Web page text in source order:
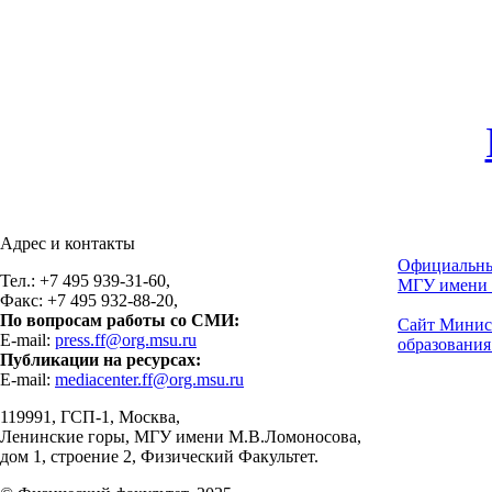
Адрес и контакты
Тел.: +7 495 939-31-60,
Факс: +7 495 932-88-20,
По вопросам работы со СМИ:
E-mail: press.ff@org.msu.ru
Публикации на ресурсах:
E-mail: mediacenter.ff@org.msu.ru
119991, ГСП-1, Москва,
Ленинские горы, МГУ имени М.В.Ломоносова,
дом 1, строение 2, Физический Факультет.
МГУ имени
Сайт